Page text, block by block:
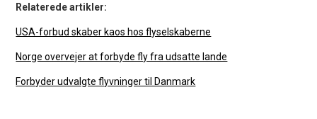
Relaterede artikler:
USA-forbud skaber kaos hos flyselskaberne
Norge overvejer at forbyde fly fra udsatte lande
Forbyder udvalgte flyvninger til Danmark